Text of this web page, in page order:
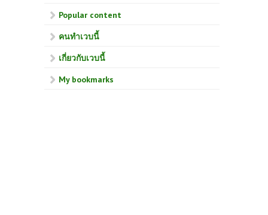
Popular content
คนทำเวบนี้
เกี่ยวกับเวบนี้
My bookmarks